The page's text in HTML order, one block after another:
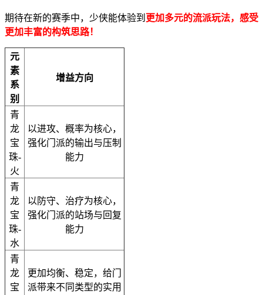
期待在新的赛季中，少侠能体验到 更加多元的流派玩法，感受
更加丰富的构筑思路！
元
素
系
别
增益方向
青
龙
宝
珠-
火
以进攻、概率为核心，
强化门派的输出与压制
能力
青
龙
宝
珠-
水
以防守、治疗为核心，
强化门派的站场与回复
能力
青
龙
宝
更加均衡、稳定，给门
派带来不同类型的实用